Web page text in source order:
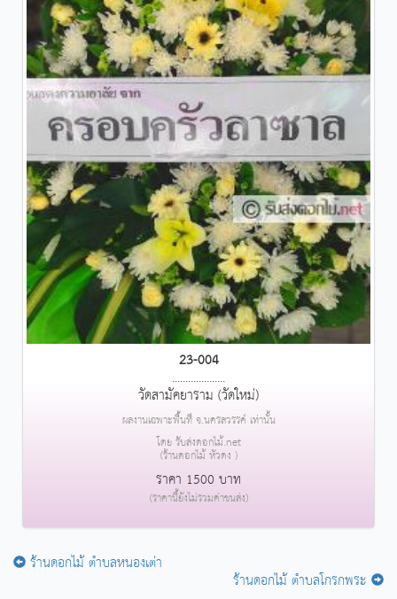
23-004
....................
วัดสามัคยาราม (วัดใหม่)
ผลงานเฉพาะพื้นที่ จ.นครสวรรค์ เท่านั้น
โดย รับส่งดอกไม้.net
(ร้านดอกไม้ หัวดง )
ราคา 1500 บาท
(ราคานี้ยังไม่รวมค่าขนส่ง)
ร้านดอกไม้ ตำบลหนองเต่า
ร้านดอกไม้ ตำบลโกรกพระ